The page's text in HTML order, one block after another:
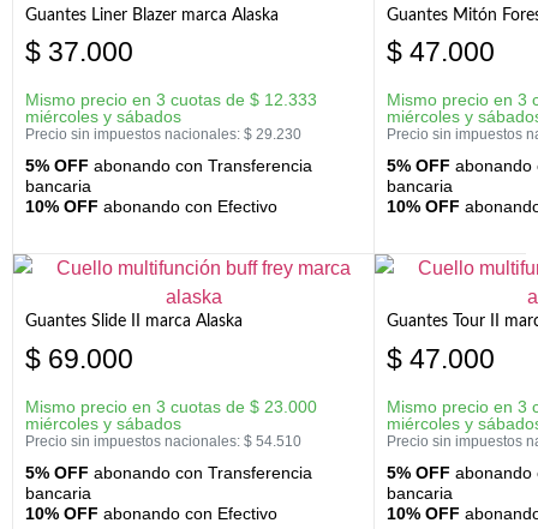
Guantes Liner Blazer marca Alaska
$ 37.000
Mismo precio en 3 cuotas de $ 12.333
miércoles y sábados
Precio sin impuestos nacionales: $ 29.230
5% OFF abonando con Transferencia
bancaria
10% OFF abonando con Efectivo
Guantes Mitón
$ 47.000
Mismo precio en 3
miércoles y
Precio sin impuestos
5% OFF abonando
bancaria
10% OFF
Guantes Slide II marca Alaska
$ 69.000
Mismo precio en 3 cuotas de $ 23.000
miércoles y sábados
Precio sin impuestos nacionales: $ 54.510
5% OFF abonando con Transferencia
bancaria
10% OFF abonando con Efectivo
Guantes Tour II
$ 47.000
Mismo precio en 3
miércoles y
Precio sin impuestos
5% OFF abonando
bancaria
10% OFF